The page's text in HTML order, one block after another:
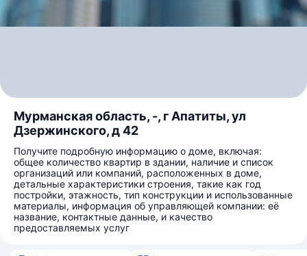
Мурманская область, -, г Апатиты, ул
Дзержинского, д 42
Получите подробную информацию о доме, включая:
общее количество квартир в здании, наличие и список
организаций или компаний, расположенных в доме,
детальные характеристики строения, такие как год
постройки, этажность, тип конструкции и использованные
материалы, информация об управляющей компании: её
название, контактные данные, и качество
предоставляемых услуг